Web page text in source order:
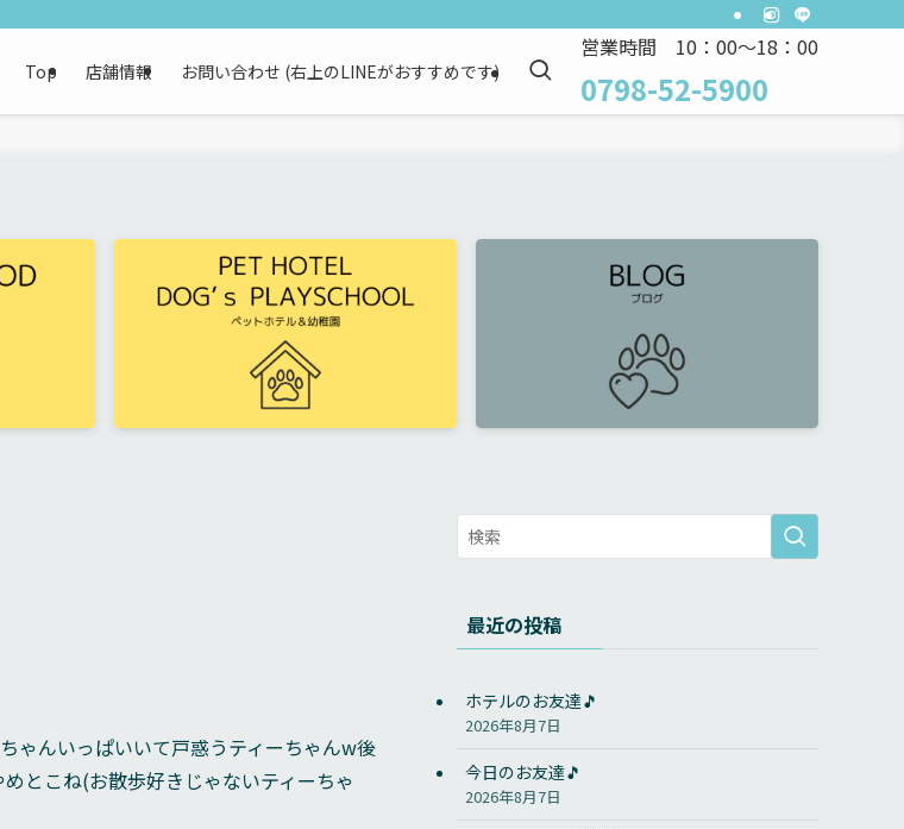
Top 店舗情報 お問い合わせ (右上のLINEがおすすめです)
営業時間 10：00～18：00
0798-52-5900
んいっぱいいて戸惑うティーちゃんw後
とこね(お散歩好きじゃないティーちゃ
最近の投稿
ホテルのお友達🎵
2026年8月7日
今日のお友達🎵
2026年8月7日